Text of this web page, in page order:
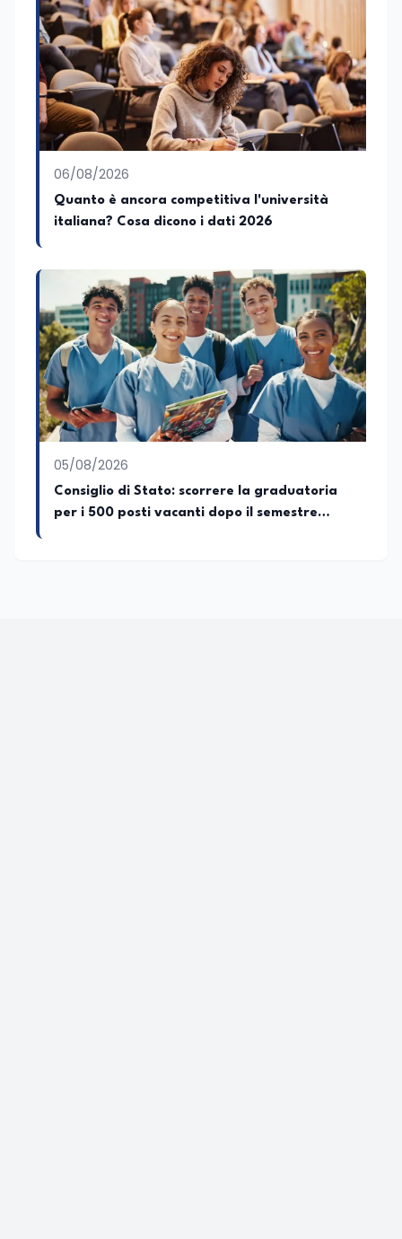
06/08/2026
Quanto è ancora competitiva l'università
italiana? Cosa dicono i dati 2026
05/08/2026
Consiglio di Stato: scorrere la graduatoria
per i 500 posti vacanti dopo il semestre